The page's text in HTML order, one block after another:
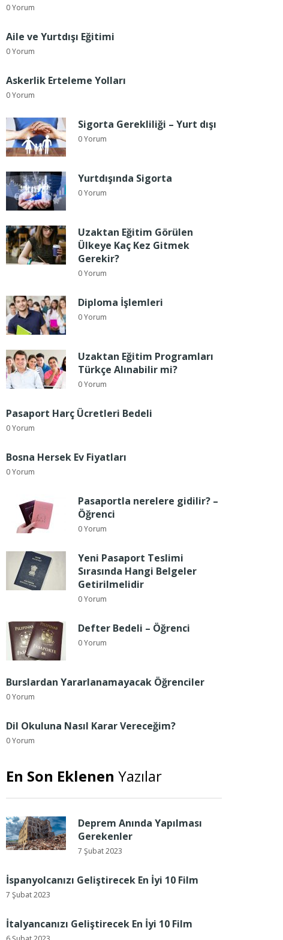
0 Yorum
Aile ve Yurtdışı Eğitimi
0 Yorum
Askerlik Erteleme Yolları
0 Yorum
Sigorta Gerekliliği – Yurt dışı
0 Yorum
Yurtdışında Sigorta
0 Yorum
Uzaktan Eğitim Görülen
Ülkeye Kaç Kez Gitmek
Gerekir?
0 Yorum
Diploma İşlemleri
0 Yorum
Uzaktan Eğitim Programları
Türkçe Alınabilir mi?
0 Yorum
Pasaport Harç Ücretleri Bedeli
0 Yorum
Bosna Hersek Ev Fiyatları
0 Yorum
Pasaportla nerelere gidilir? –
Öğrenci
0 Yorum
Yeni Pasaport Teslimi
Sırasında Hangi Belgeler
Getirilmelidir
0 Yorum
Defter Bedeli – Öğrenci
0 Yorum
Burslardan Yararlanamayacak Öğrenciler
0 Yorum
Dil Okuluna Nasıl Karar Vereceğim?
0 Yorum
En Son Eklenen Yazılar
Deprem Anında Yapılması
Gerekenler
7 Şubat 2023
İspanyolcanızı Geliştirecek En İyi 10 Film
7 Şubat 2023
İtalyancanızı Geliştirecek En İyi 10 Film